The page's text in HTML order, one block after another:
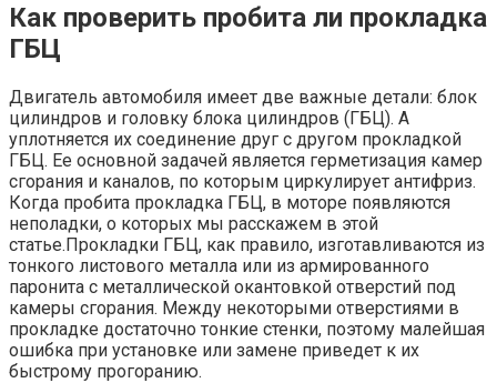
Как проверить пробита ли прокладка
ГБЦ
Двигатель автомобиля имеет две важные детали: блок
цилиндров и головку блока цилиндров (ГБЦ). А
уплотняется их соединение друг с другом прокладкой
ГБЦ. Ее основной задачей является герметизация камер
сгорания и каналов, по которым циркулирует антифриз.
Когда пробита прокладка ГБЦ, в моторе появляются
неполадки, о которых мы расскажем в этой
статье.Прокладки ГБЦ, как правило, изготавливаются из
тонкого листового металла или из армированного
паронита с металлической окантовкой отверстий под
камеры сгорания. Между некоторыми отверстиями в
прокладке достаточно тонкие стенки, поэтому малейшая
ошибка при установке или замене приведет к их
быстрому прогоранию.